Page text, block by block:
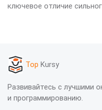
ключевое отличие
Top Kursy
Развивайтесь с лучшими
и программированию.